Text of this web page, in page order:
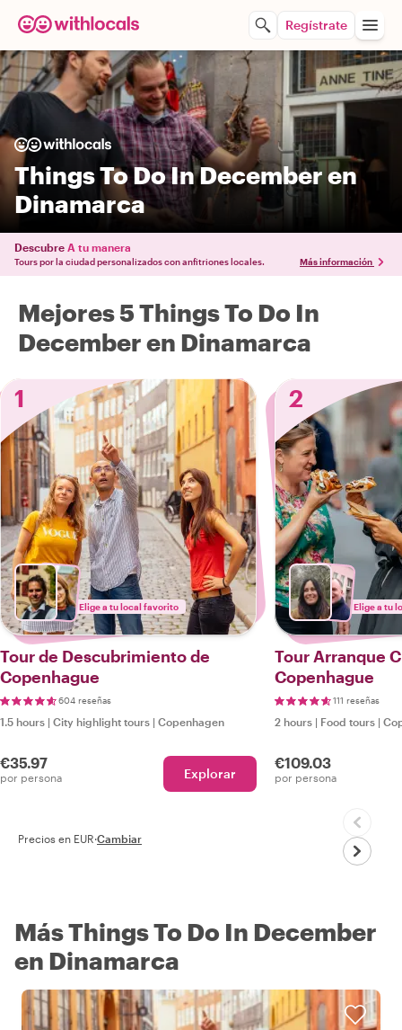
Regístrate
Things To Do In December en
Dinamarca
Descubre A tu manera
Tours por la ciudad personalizados con anfitriones locales. Más información
Mejores 5 Things To Do In
December en Dinamarca
1
Elige a tu local favorito
Tour de Descubrimiento de
Copenhague
604 reseñas
1.5 hours | City highlight tours | Copenhagen
€35.97
por persona Explorar
2
Elige a tu
Tour Arranque
Copenhague
111 reseñas
2 hours | Food tours |
€109.03
por persona
Precios en EUR·Cambiar
Más Things To Do In December
en Dinamarca